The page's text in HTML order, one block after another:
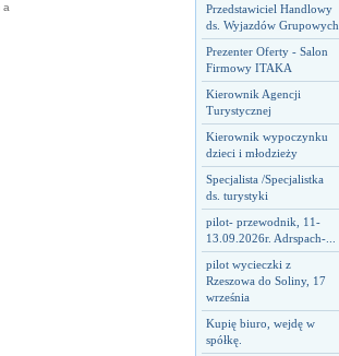
Przedstawiciel Handlowy
ds. Wyjazdów Grupowych
Prezenter Oferty - Salon
Firmowy ITAKA
Kierownik Agencji
Turystycznej
Kierownik wypoczynku
dzieci i młodzieży
Specjalista /Specjalistka
ds. turystyki
pilot- przewodnik, 11-
13.09.2026r. Adrspach-...
pilot wycieczki z
Rzeszowa do Soliny, 17
września
Kupię biuro, wejdę w
spółkę.
a